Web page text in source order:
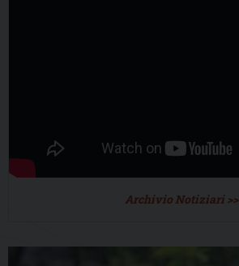
Archivio Notiziari >>